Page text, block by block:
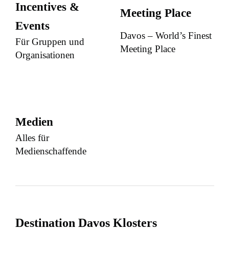
Incentives &
Events
Für Gruppen und
Organisationen
Meeting Place
Davos – World’s Finest
Meeting Place
Medien
Alles für
Medienschaffende
Destination Davos Klosters